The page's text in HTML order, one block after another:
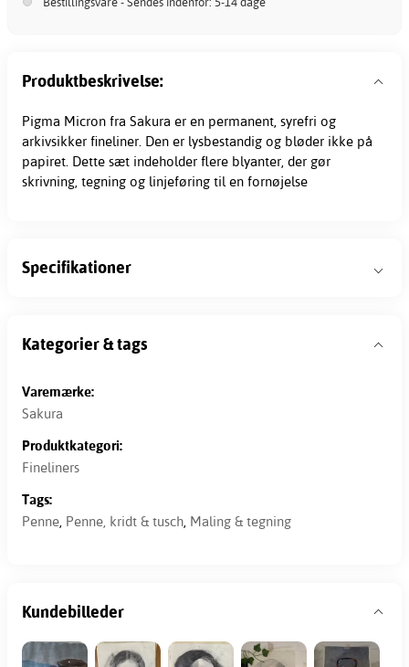
Produktbeskrivelse:
Pigma Micron fra Sakura er en permanent, syrefri og
arkivsikker fineliner . Den er lysbestandig og bløder ikke på
papiret. Dette sæt indeholder flere blyanter, der gør
skrivning, tegning og linjeføring til en fornøjelse
Specifikationer
Kategorier & tags
Varemærke:
Sakura
Produktkategori:
Fineliners
Tags:
Penne, Penne, kridt & tusch, Maling & tegning
Kundebilleder